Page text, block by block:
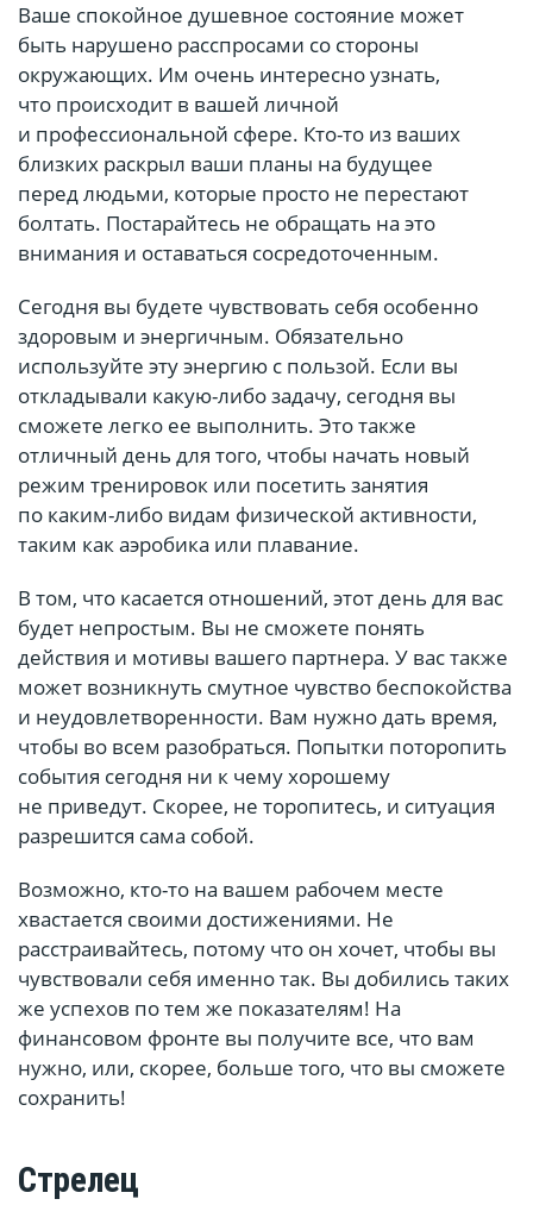
Ваше спокойное душевное состояние может
быть нарушено расспросами со стороны
окружающих. Им очень интересно узнать,
что происходит в вашей личной
и профессиональной сфере. Кто-то из ваших
близких раскрыл ваши планы на будущее
перед людьми, которые просто не перестают
болтать. Постарайтесь не обращать на это
внимания и оставаться сосредоточенным.
Сегодня вы будете чувствовать себя особенно
здоровым и энергичным. Обязательно
используйте эту энергию с пользой. Если вы
откладывали какую-либо задачу, сегодня вы
сможете легко ее выполнить. Это также
отличный день для того, чтобы начать новый
режим тренировок или посетить занятия
по каким-либо видам физической активности,
таким как аэробика или плавание.
В том, что касается отношений, этот день для вас
будет непростым. Вы не сможете понять
действия и мотивы вашего партнера. У вас также
может возникнуть смутное чувство беспокойства
и неудовлетворенности. Вам нужно дать время,
чтобы во всем разобраться. Попытки поторопить
события сегодня ни к чему хорошему
не приведут. Скорее, не торопитесь, и ситуация
разрешится сама собой.
Возможно, кто-то на вашем рабочем месте
хвастается своими достижениями. Не
расстраивайтесь, потому что он хочет, чтобы вы
чувствовали себя именно так. Вы добились таких
же успехов по тем же показателям! На
финансовом фронте вы получите все, что вам
нужно, или, скорее, больше того, что вы сможете
сохранить!
Стрелец